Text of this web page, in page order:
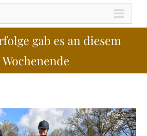
gab es an diesem
Wochenende